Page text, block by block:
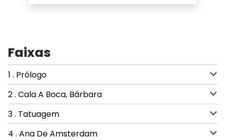
Faixas
1 . Prólogo
2 . Cala A Boca, Bárbara
3 . Tatuagem
4 . Ana De Amsterdam